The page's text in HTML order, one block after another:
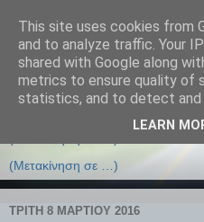
ΤΡΊΤΗ 8 ΜΑΡΤΊΟΥ 2016
This site uses cookies from
and to analyze traffic. Your
shared with Google along
metrics to ensure quality of
statistics, and to detect and
LEARN